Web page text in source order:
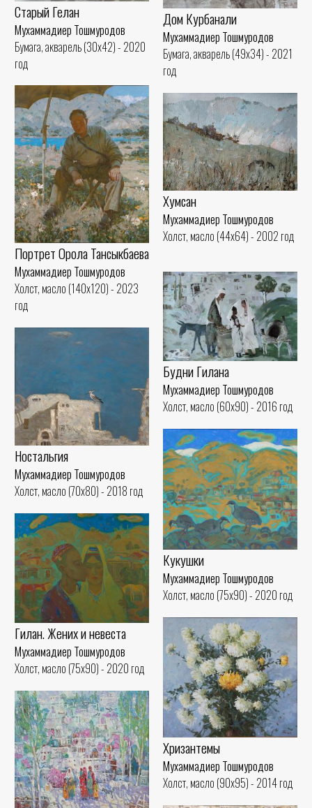
Дом Курбанали
Мухаммадиер Тошмуродов
Бумага, акварель (49x34) - 2021
год
Старый Гелан
Мухаммадиер Тошмуродов
Бумага, акварель (30x42) - 2020
год
Портрет Орола Тансыкбаева
Мухаммадиер Тошмуродов
Холст, масло (140x120) - 2023
год
Хумсан
Мухаммадиер Тошмуродов
Холст, масло (44x64) - 2002 год
Будни Гилана
Мухаммадиер Тошмуродов
Холст, масло (60x90) - 2016 год
Ностальгия
Мухаммадиер Тошмуродов
Холст, масло (70x80) - 2018 год
Кукушки
Мухаммадиер Тошмуродов
Холст, масло (75x90) - 2020 год
Гилан. Жених и невеста
Мухаммадиер Тошмуродов
Холст, масло (75x90) - 2020 год
Хризантемы
Мухаммадиер Тошмуродов
Холст, масло (90x95) - 2014 год